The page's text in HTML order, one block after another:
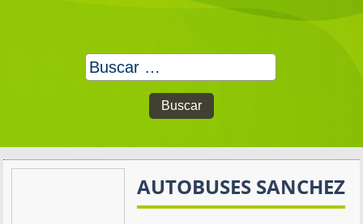
Buscar:
AUTOBUSES SANCHEZ